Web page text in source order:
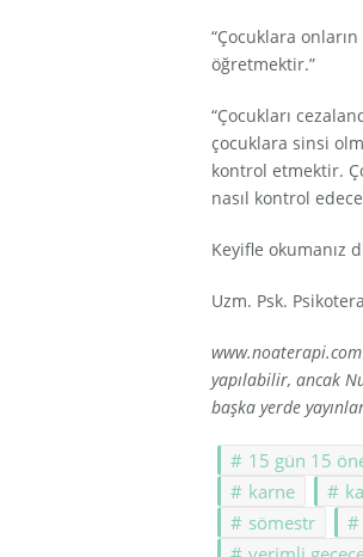
“Çocuklara
öğretmektir.”
“Çocukları
çocuklara sinsi
kontrol etmektir.
nasıl kontrol
Keyifle okumanız
Uzm. Psk.
yapılabilir, ancak
başka yerde
15 gün 15
karne
sömestr